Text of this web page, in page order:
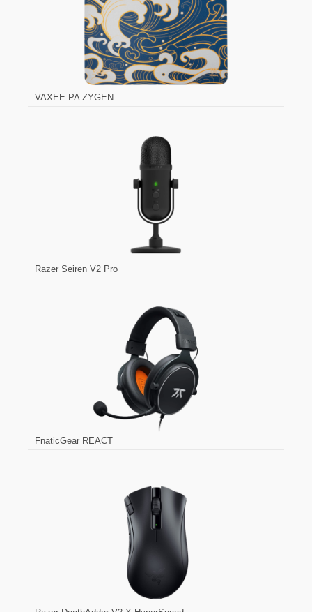
VAXEE PA ZYGEN
Razer Seiren V2 Pro
FnaticGear REACT